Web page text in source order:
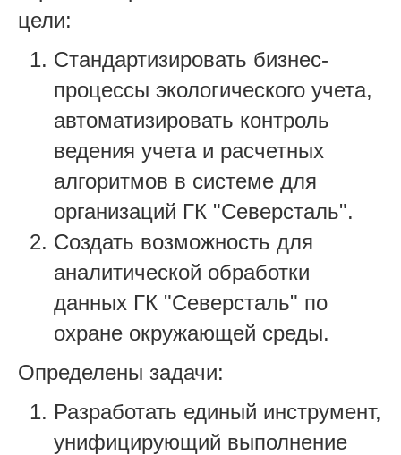
цели:
Стандартизировать бизнес-
процессы экологического учета,
автоматизировать контроль
ведения учета и расчетных
алгоритмов в системе для
организаций ГК "Северсталь".
Создать возможность для
аналитической обработки
данных ГК "Северсталь" по
охране окружающей среды.
Определены задачи:
Разработать единый инструмент,
унифицирующий выполнение